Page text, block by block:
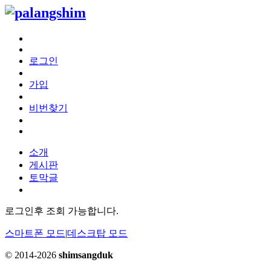
로그인
가입
비번찾기
소개
게시판
토막글
로그인후 조회 가능합니다.
스마트폰 모드|데스크탑 모드
© 2014-2026 shimsangduk